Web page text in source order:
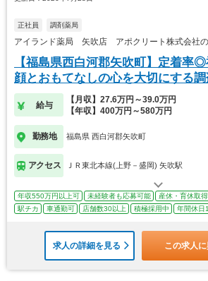
正社員 調剤薬局
アイランド薬局 矢吹店 アポクリート株式会社の
【福島県西白河郡矢吹町】定着率
顔とおもてなしの心を大切にする
す！
給与
【月収】27.6万円～39.0万円
【年収】400万円～580万円
勤務地 福島県 西白河郡矢吹町
アクセス ＪＲ東北本線(上野－盛岡) 矢吹駅
年収550万円以上可 未経験者も応募可能 産休・育休取
駅チカ
車通勤可 店舗数30以上 積極採用中 年間休日
求人の詳細を見る この求人